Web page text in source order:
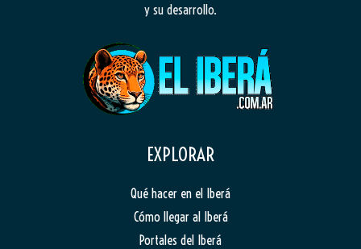
y su desarrollo.
EXPLORAR
Qué hacer en el Iberá
Cómo llegar al Iberá
Portales del Iberá